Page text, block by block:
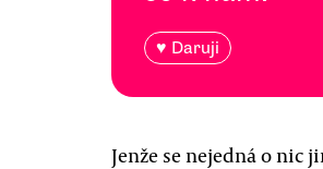
♥ Daruji
Jenže se nejedná o nic